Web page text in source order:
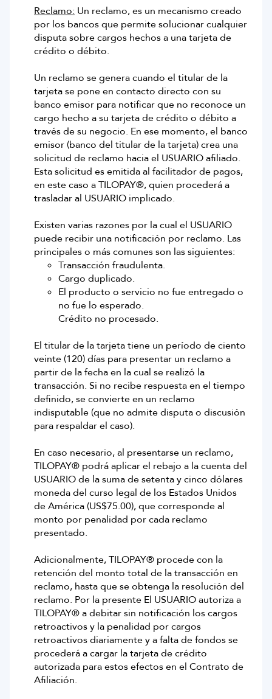
Reclamo: Un reclamo, es un mecanismo creado
por los bancos que permite solucionar cualquier
disputa sobre cargos hechos a una tarjeta de
crédito o débito.
Un reclamo se genera cuando el titular de la
tarjeta se pone en contacto directo con su
banco emisor para notificar que no reconoce un
cargo hecho a su tarjeta de crédito o débito a
través de su negocio. En ese momento, el banco
emisor (banco del titular de la tarjeta) crea una
solicitud de reclamo hacia el USUARIO afiliado.
Esta solicitud es emitida al facilitador de pagos,
en este caso a TILOPAY®, quien procederá a
trasladar al USUARIO implicado.
Existen varias razones por la cual el USUARIO
puede recibir una notificación por reclamo. Las
principales o más comunes son las siguientes:
Transacción fraudulenta.
Cargo duplicado.
El producto o servicio no fue entregado o
no fue lo esperado.
Crédito no procesado.
El titular de la tarjeta tiene un período de ciento
veinte (120) días para presentar un reclamo a
partir de la fecha en la cual se realizó la
transacción. Si no recibe respuesta en el tiempo
definido, se convierte en un reclamo
indisputable (que no admite disputa o discusión
para respaldar el caso).
En caso necesario, al presentarse un reclamo,
TILOPAY® podrá aplicar el rebajo a la cuenta del
USUARIO de la suma de setenta y cinco dólares
moneda del curso legal de los Estados Unidos
de América (US$75.00), que corresponde al
monto por penalidad por cada reclamo
presentado.
Adicionalmente, TILOPAY® procede con la
retención del monto total de la transacción en
reclamo, hasta que se obtenga la resolución del
reclamo. Por la presente El USUARIO autoriza a
TILOPAY® a debitar sin notificación los cargos
retroactivos y la penalidad por cargos
retroactivos diariamente y a falta de fondos se
procederá a cargar la tarjeta de crédito
autorizada para estos efectos en el Contrato de
Afiliación.